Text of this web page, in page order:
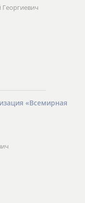
«Всемирная